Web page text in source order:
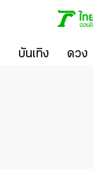
บันเทิง ดวง